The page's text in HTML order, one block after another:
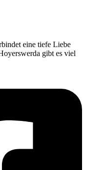
eine tiefe Liebe
gibt es viel